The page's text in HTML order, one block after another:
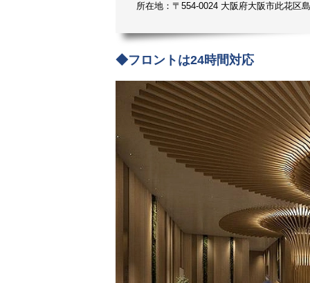
所在地：〒554-0024 大阪府大阪市此花区
◆フロントは24時間対応